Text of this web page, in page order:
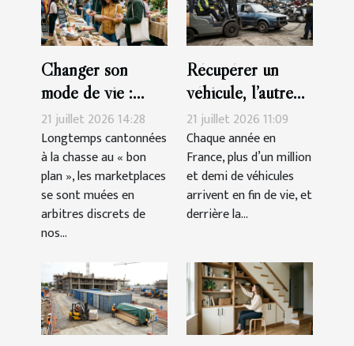
Changer son
mode de vie :
pourquoi les
marketplaces
façonnent nos
choix éthiques
21 juillet 2026 14:28
Longtemps cantonnées
à la chasse au « bon
plan », les marketplaces
se sont muées en
arbitres discrets de
nos...
Récupérer un
véhicule, l’autre
face méconnue du
recyclage
automobile
21 juillet 2026 11:09
Chaque année en
France, plus d’un million
et demi de véhicules
arrivent en fin de vie, et
derrière la...